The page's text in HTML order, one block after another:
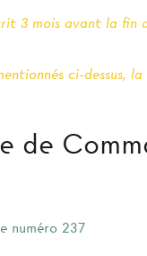
3 mois avant la fin
ci-dessus, la
de
numéro 237